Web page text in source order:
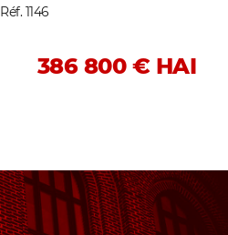
Réf. 1146
386 800 € HAI